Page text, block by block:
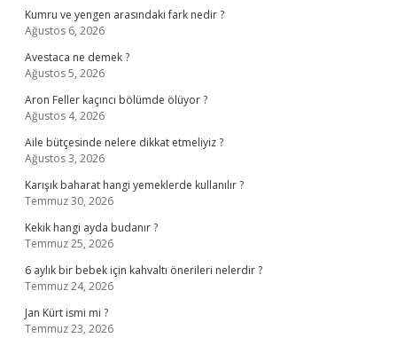
Kumru ve yengen arasındaki fark nedir ?
Ağustos 6, 2026
Avestaca ne demek ?
Ağustos 5, 2026
Aron Feller kaçıncı bölümde ölüyor ?
Ağustos 4, 2026
Aile bütçesinde nelere dikkat etmeliyiz ?
Ağustos 3, 2026
Karışık baharat hangi yemeklerde kullanılır ?
Temmuz 30, 2026
Kekik hangi ayda budanır ?
Temmuz 25, 2026
6 aylık bir bebek için kahvaltı önerileri nelerdir ?
Temmuz 24, 2026
Jan Kürt ismi mi ?
Temmuz 23, 2026